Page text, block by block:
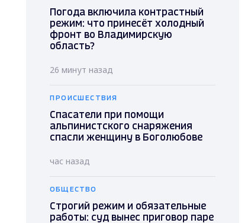
Погода включила контрастный
режим: что принесёт холодный
фронт во Владимирскую
область?
26 минут назад
ПРОИСШЕСТВИЯ
Спасатели при помощи
альпинистского снаряжения
спасли женщину в Боголюбове
час назад
ОБЩЕСТВО
Строгий режим и обязательные
работы: суд вынес приговор паре